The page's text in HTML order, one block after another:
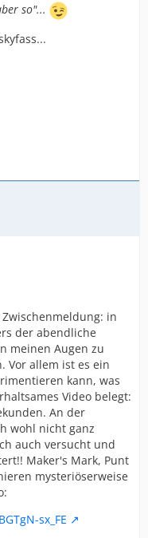
so"...
in
der abendliche
meinen Augen zu
Vor allem ist es ein
kann, was
Video belegt:
An der
wohl nicht ganz
auch versucht und
Maker's Mark, Punt
mysteriöserweise
sx_FE